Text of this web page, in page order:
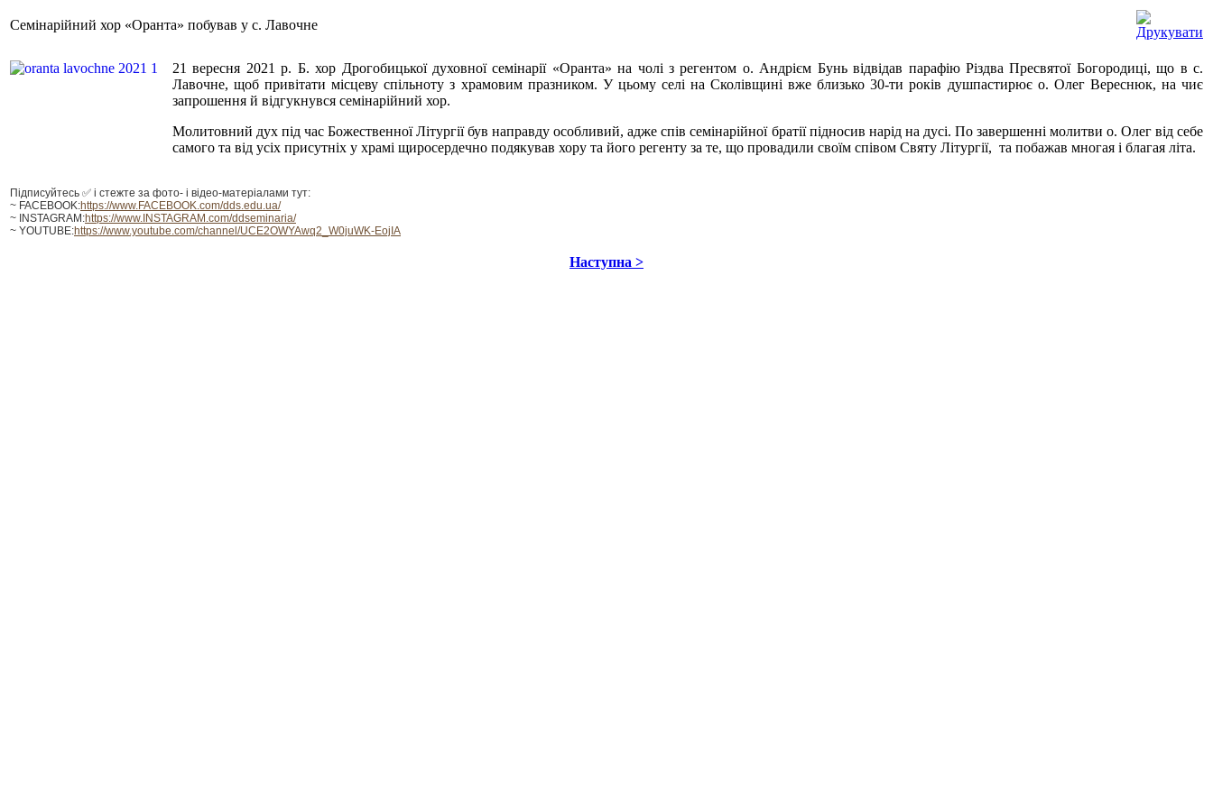
Семінарійний хор «Оранта» побував у с. Лавочне
21 вересня 2021 р. Б. хор Дрогобицької духовної семінарії «Оранта» на чолі з регентом о. Андрієм Бунь відвідав парафію Різдва Пресвятої Богородиці, що в с.
Лавочне, щоб привітати місцеву спільноту з храмовим празником. У цьому селі на Сколівщині вже близько 30-ти років душпастирює о. Олег Вереснюк, на чиє
запрошення й відгукнувся семінарійний хор.
Молитовний дух під час Божественної Літургії був направду особливий, адже спів семінарійної братії підносив нарід на дусі. По завершенні молитви о. Олег від себе
самого та від усіх присутніх у храмі щиросердечно подякував хору та його регенту за те, що провадили своїм співом Святу Літургії, та побажав многая і благая літа.
Підписуйтесь ✅ і стежте за фото- і відео-матеріалами тут:
~ FACEBOOK:https://www.FACEBOOK.com/dds.edu.ua/
~ INSTAGRAM:https://www.INSTAGRAM.com/ddseminaria/
~ YOUTUBE:https://www.youtube.com/channel/UCE2OWYAwq2_W0juWK-EojIA
Наступна >